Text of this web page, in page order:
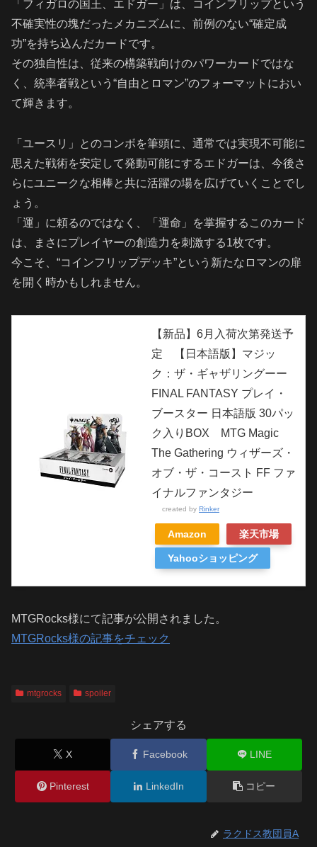
「フィガロの国王、エドガー」は、コインフリップという
不確実性の塊だったメカニズムに、前例のない“確定成
功”を持ち込んだカードです。
その独自性は、従来の構築戦向けのパワーカードではな
く、統率者戦という“自由とロマン”のフォーマットにおい
て輝きます。
「ユースリ」とのコンボを筆頭に、通常では実現不可能に
思えた戦術を安定して発動可能にするエドガーは、今後さ
らにユニークな相棒と共に活躍の場を広げていくことでし
ょう。
「運」に頼るのではなく、「運命」を掌握するこのカード
は、まさにプレイヤーの創造力を刺激する1枚です。
今こそ、“コインフリップデッキ”という新たなロマンの扉
を開く時かもしれません。
【新品】6月入荷次第発送予
定 【日本語版】マジッ
ク：ザ・ギャザリングーー
FINAL FANTASY プレイ・
ブースター 日本語版 30パッ
ク入りBOX MTG Magic
The Gathering ウィザーズ・
オブ・ザ・コースト FF ファ
イナルファンタジー
created by Rinker
Amazon 楽天市場
Yahooショッピング
MTGRocks様にて記事が公開されました。
MTGRocks様の記事をチェック
mtgrocks spoiler
シェアする
X Facebook LINE
Pinterest LinkedIn コピー
ラクドス教団員A